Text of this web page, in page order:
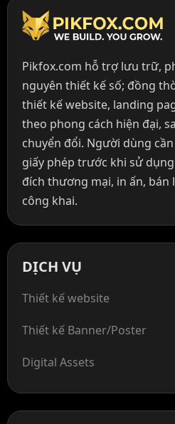
Pikfox.com hỗ trợ lưu trữ,
nguyên thiết kế số; đồng
thiết kế website, landing
theo phong cách hiện đại,
chuyển đổi. Người dùng
giấy phép trước khi sử
đích thương mại, in ấn, bán
công khai.
DỊCH VỤ
Thiết kế website
Thiết kế Banner/Poster
Digital Assets